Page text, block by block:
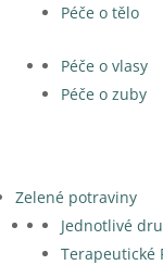
Péče o tělo
Péče o vlasy
Péče o zuby
Zelené potraviny
Jednotlivé
Terapeutické